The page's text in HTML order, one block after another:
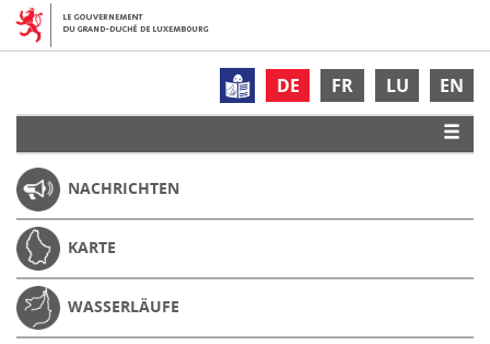
DE FR LU EN
NACHRICHTEN
KARTE
WASSERLÄUFE